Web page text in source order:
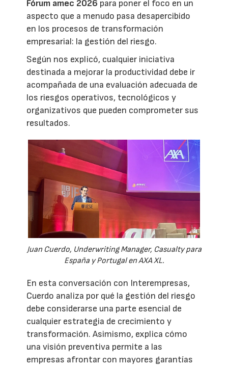
Fórum amec 2026 para poner el foco en un
aspecto que a menudo pasa desapercibido
en los procesos de transformación
empresarial: la gestión del riesgo.
Según nos explicó, cualquier iniciativa
destinada a mejorar la productividad debe ir
acompañada de una evaluación adecuada de
los riesgos operativos, tecnológicos y
organizativos que pueden comprometer sus
resultados.
Juan Cuerdo, Underwriting Manager, Casualty para
España y Portugal en AXA XL.
En esta conversación con Interempresas,
Cuerdo analiza por qué la gestión del riesgo
debe considerarse una parte esencial de
cualquier estrategia de crecimiento y
transformación. Asimismo, explica cómo
una visión preventiva permite a las
empresas afrontar con mayores garantías